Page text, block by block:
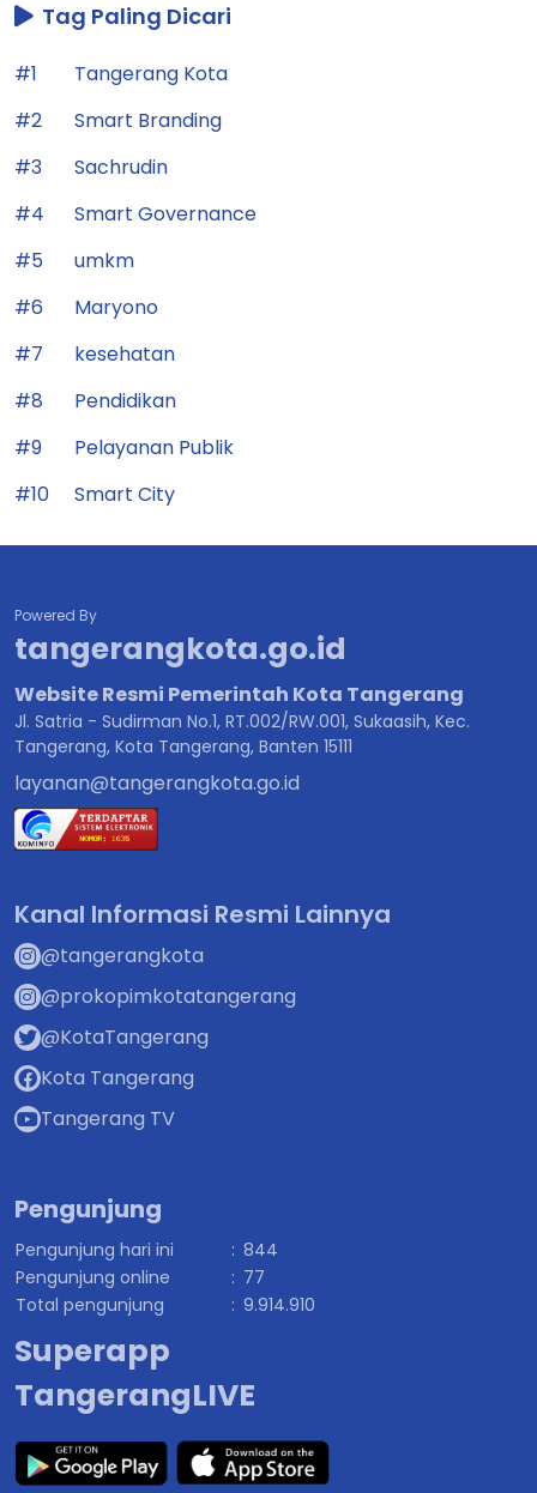
Tag Paling Dicari
#1
Tangerang Kota
#2
Smart Branding
#3
Sachrudin
#4
Smart Governance
#5
umkm
#6
Maryono
#7
kesehatan
#8
Pendidikan
#9
Pelayanan Publik
#10
Smart City
Powered By
tangerangkota.go.id
Website Resmi Pemerintah Kota Tangerang
Jl. Satria - Sudirman No.1, RT.002/RW.001, Sukaasih, Kec.
Tangerang, Kota Tangerang, Banten 15111
layanan@tangerangkota.go.id
Kanal Informasi Resmi Lainnya
@tangerangkota
@prokopimkotatangerang
@KotaTangerang
Kota Tangerang
Tangerang TV
Pengunjung
Pengunjung hari ini : 844
Pengunjung online
: 77
Total pengunjung
: 9.914.910
Superapp
TangerangLIVE